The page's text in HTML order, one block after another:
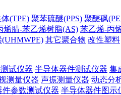
(TPE) 聚苯硫醚(PPS) 聚醚砜
烯腈-苯乙烯树脂(AS) 苯乙烯-丙
其它聚合物 改性塑料
试仪器 半导体器件测试仪器 集
测量仪器 声振测量仪器 动态分
件参数测试仪器 半导体器件图示